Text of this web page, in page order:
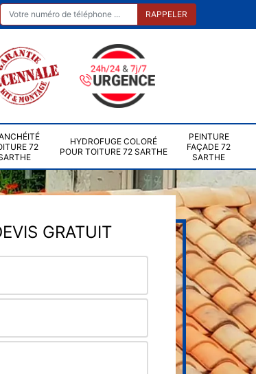
72
HYDROFUGE COLORÉ
POUR TOITURE 72 SARTHE
PEINTURE
FAÇADE 72
SARTHE
GRATUIT